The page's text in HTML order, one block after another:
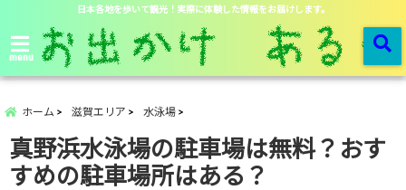
日本各地を歩いて観光！実際に体験した情報をお届けします。
menu
ホーム 滋賀エリア 水泳場
真野浜水泳場の駐車場は無料？おす
すめの駐車場所はある？